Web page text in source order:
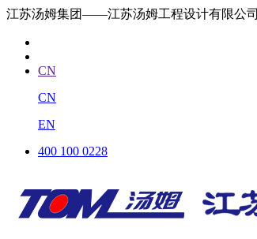
江苏汤姆集团——江苏汤姆工程设计有限公司
CN
CN
EN
400 100 0228